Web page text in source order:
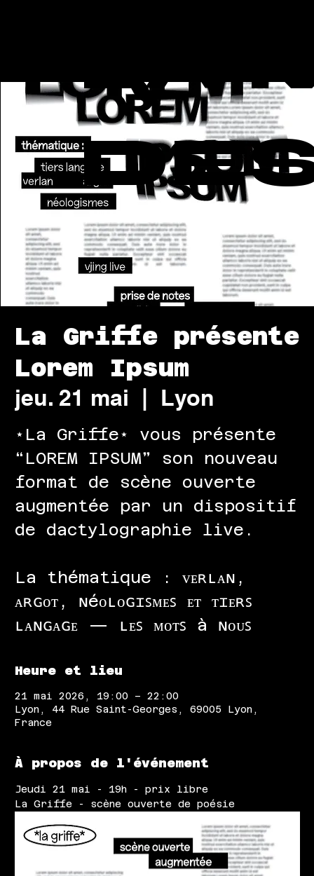
LA
La Griffe présente
Lorem Ipsum
jeu. 21 mai Lyon
⋆La Griffe⋆ vous présente
❝LOREM IPSUM❞ son nouveau
format de scène ouverte
augmentée par un dispositif
de dactylographie live.
La thématique : ᴠᴇʀʟᴀɴ,
ᴀʀɢᴏᴛ, ɴéᴏʟᴏɢɪꜱᴍᴇꜱ ᴇᴛ ᴛɪᴇʀꜱ
ʟᴀɴɢᴀɢᴇ — ʟᴇꜱ ᴍᴏᴛꜱ à ɴᴏᴜꜱ
Heure et lieu
21 mai 2026, 19:00 – 22:00
Lyon, 44 Rue Saint-Georges, 69005 Lyon,
France
À propos de l'événement
Jeudi 21 mai - 19h - prix libre
La Griffe - scène ouverte de poésie